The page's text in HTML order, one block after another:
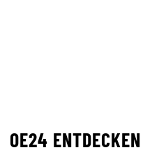
OE24 ENTDECKEN